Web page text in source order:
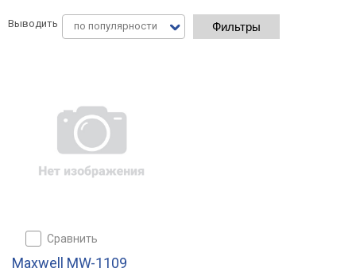
Выводить по популярности Фильтры
сравнить
Maxwell MW-1109